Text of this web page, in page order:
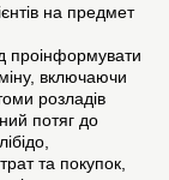
на предмет
проінформувати
включаючи
розладів
потяг до
та покупок,